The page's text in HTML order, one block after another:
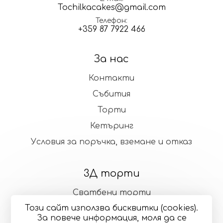
За нас
Контакти
Събития
Торти
Кетъринг
Условия за поръчка, вземане и отказ
3Д торти
Сватбени торти
Стандартни торти
Tochilkacakes@gmail.com
Телефон
+359 87 7922 466
Този сайт използва бисквитки (cookies).
За повече информация, моля да се